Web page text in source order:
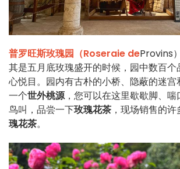
普罗旺斯玫瑰园（Roseraie deProvins
其是五月底玫瑰盛开的时候，园中数百
心悦目。园内有古朴的小桥、隐蔽的迷
一个世外桃源，您可以在这里歇歇脚、
鸟叫，品尝一下玫瑰花茶 ，现场销售的
瑰花茶。